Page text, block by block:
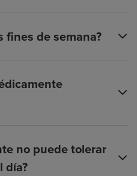
fines de semana?
no puede tolerar
día?